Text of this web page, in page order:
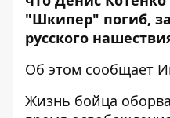
"Шкипер" погиб,
русского
Об этом сообщает
Жизнь бойца